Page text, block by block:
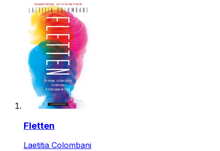
Fletten
Laetitia Colombani